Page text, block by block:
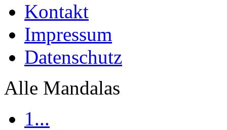
Kontakt
Impressum
Datenschutz
Alle Mandalas
1...